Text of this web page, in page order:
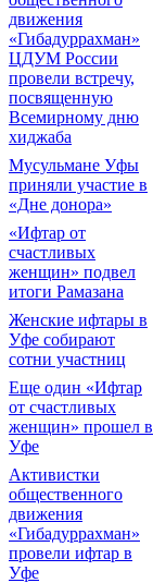
движения
«Гибадуррахман»
ЦДУМ России
провели встречу,
посвященную
Всемирному дню
хиджаба
Мусульмане Уфы
приняли участие в
«Дне донора»
«Ифтар от
счастливых
женщин» подвел
итоги Рамазана
Женские ифтары в
Уфе собирают
сотни участниц
Еще один «Ифтар
от счастливых
женщин» прошел в
Уфе
Активистки
общественного
движения
«Гибадуррахман»
провели ифтар в
Уфе